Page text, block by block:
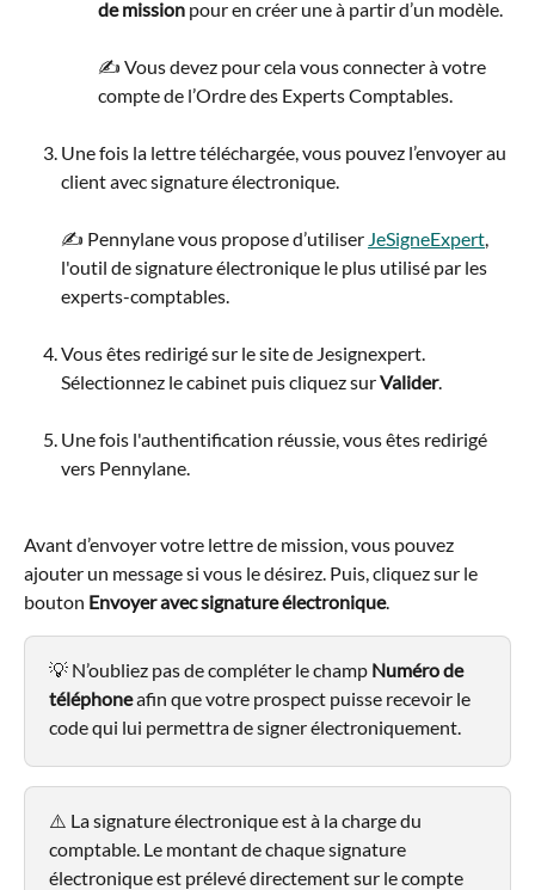
de mission pour en créer une à partir d’un modèle.
✍️ Vous devez pour cela vous connecter à votre
compte de l’Ordre des Experts Comptables.
Une fois la lettre téléchargée, vous pouvez l’envoyer au
client avec signature électronique.
✍️ Pennylane vous propose d’utiliser JeSigneExpert
l'outil de signature électronique le plus utilisé par les
experts-comptables.
Vous êtes redirigé sur le site de Jesignexpert.
Sélectionnez le cabinet puis cliquez sur Valider.
Une fois l'authentification réussie, vous êtes redirigé
vers Pennylane.
Avant d’envoyer votre lettre de mission, vous pouvez
ajouter un message si vous le désirez. Puis, cliquez sur le
bouton Envoyer avec signature électronique.
💡 N’oubliez pas de compléter le champ Numéro de
téléphone afin que votre prospect puisse recevoir le
code qui lui permettra de signer électroniquement.
⚠️ La signature électronique est à la charge du
comptable. Le montant de chaque signature
électronique est prélevé directement sur le compte